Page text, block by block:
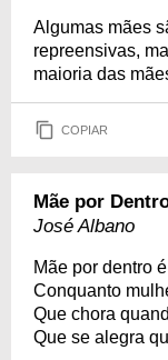
Algumas mães
repreensivas,
maioria das
COPIAR
Mãe por
José Albano
Mãe por dentro
Conquanto
Que chora
Que se alegra